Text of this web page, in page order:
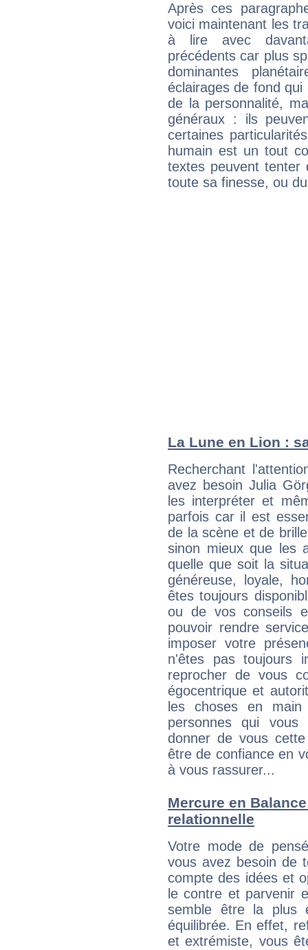
Après ces
voici maintenant les
à lire avec
précédents car plus
dominantes
éclairages de fond
de la personnalité,
généraux : ils
certaines
humain est un tout
textes peuvent tenter
toute sa finesse, ou
La Lune en Lion :
Recherchant
avez besoin Julia
les interpréter et
parfois car il est
de la scène et de
sinon mieux que les
quelle que soit la
généreuse, loyale,
êtes toujours
ou de vos conseils
pouvoir rendre
imposer votre
n'êtes pas toujours
reprocher de vous
égocentrique et
les choses en
personnes qui
donner de vous
être de confiance en
à vous rassurer...
Mercure en
relationnelle
Votre mode de
vous avez besoin de
compte des idées et
le contre et parvenir
semble être la plus
équilibrée. En effet,
et extrémiste, vous